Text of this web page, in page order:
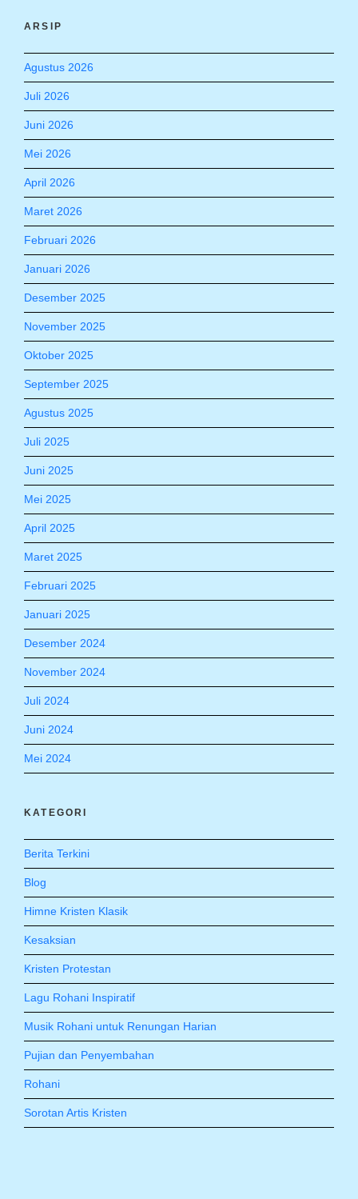
ARSIP
Agustus 2026
Juli 2026
Juni 2026
Mei 2026
April 2026
Maret 2026
Februari 2026
Januari 2026
Desember 2025
November 2025
Oktober 2025
September 2025
Agustus 2025
Juli 2025
Juni 2025
Mei 2025
April 2025
Maret 2025
Februari 2025
Januari 2025
Desember 2024
November 2024
Juli 2024
Juni 2024
Mei 2024
KATEGORI
Berita Terkini
Blog
Himne Kristen Klasik
Kesaksian
Kristen Protestan
Lagu Rohani Inspiratif
Musik Rohani untuk Renungan Harian
Pujian dan Penyembahan
Rohani
Sorotan Artis Kristen